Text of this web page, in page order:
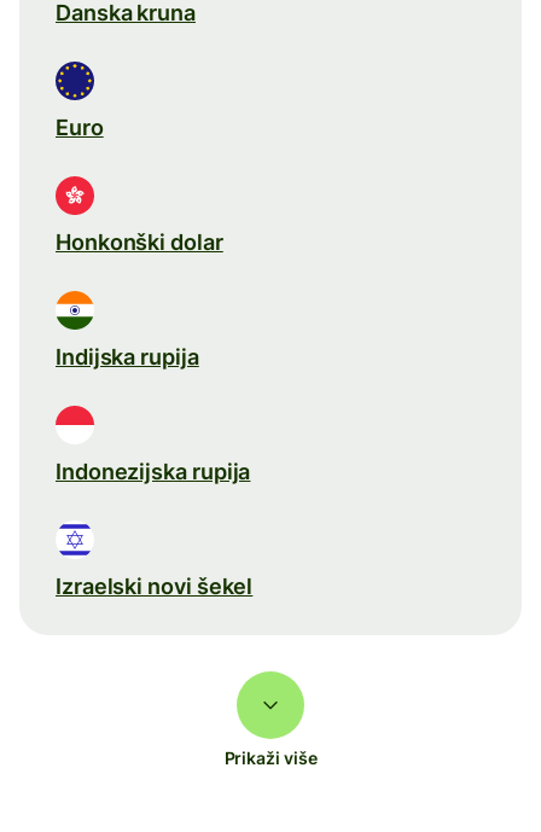
Danska kruna
Euro
Honkonški dolar
Indijska rupija
Indonezijska rupija
Izraelski novi šekel
Prikaži više